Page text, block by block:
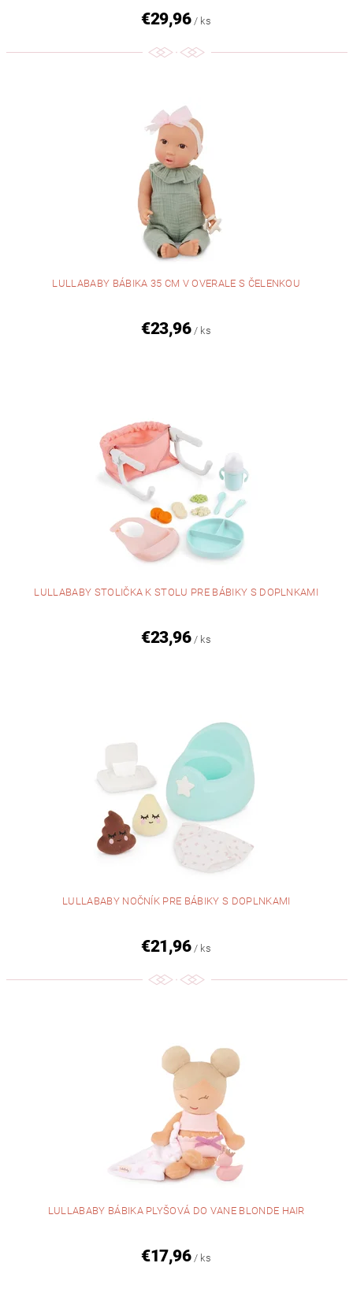
€29,96 / ks
LULLABABY BÁBIKA 35 CM V OVERALE S ČELENKOU
€23,96 / ks
LULLABABY STOLIČKA K STOLU PRE BÁBIKY S DOPLNKAMI
€23,96 / ks
LULLABABY NOČNÍK PRE BÁBIKY S DOPLNKAMI
€21,96 / ks
LULLABABY BÁBIKA PLYŠOVÁ DO VANE BLONDE HAIR
€17,96 / ks